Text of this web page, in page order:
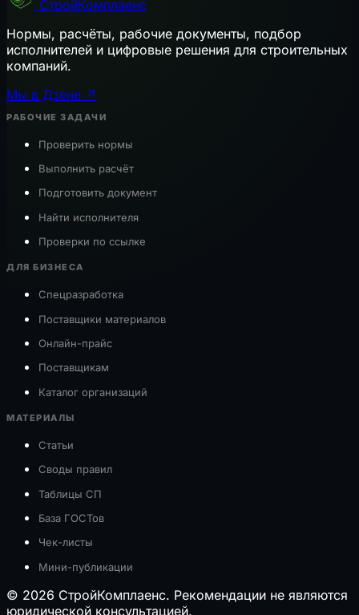
СтройКомплаенс
Нормы, расчёты, рабочие документы, подбор
исполнителей и цифровые решения для строительных
компаний.
Мы в Дзене ↗
РАБОЧИЕ ЗАДАЧИ
Проверить нормы
Выполнить расчёт
Подготовить документ
Найти исполнителя
Проверки по ссылке
ДЛЯ БИЗНЕСА
Спецразработка
Поставщики материалов
Онлайн-прайс
Поставщикам
Каталог организаций
МАТЕРИАЛЫ
Статьи
Своды правил
Таблицы СП
База ГОСТов
Чек-листы
Мини-публикации
© 2026 СтройКомплаенс. Рекомендации не являются
юридической консультацией.